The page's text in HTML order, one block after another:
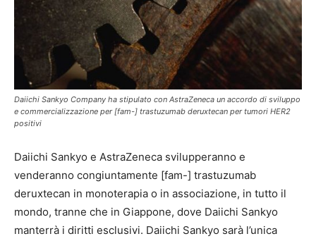
Daiichi Sankyo Company ha stipulato con AstraZeneca un accordo di sviluppo
e commercializzazione per [fam-] trastuzumab deruxtecan per tumori HER2
positivi
Daiichi Sankyo e AstraZeneca svilupperanno e
venderanno congiuntamente [fam-] trastuzumab
deruxtecan in monoterapia o in associazione, in tutto il
mondo, tranne che in Giappone, dove Daiichi Sankyo
manterrà i diritti esclusivi. Daiichi Sankyo sarà l’unica